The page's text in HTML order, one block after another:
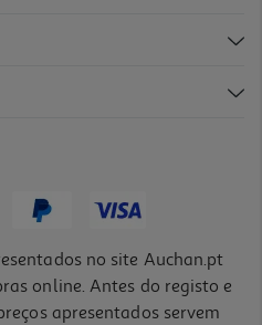
no site Auchan.pt
online. Antes do registo e
apresentados servem